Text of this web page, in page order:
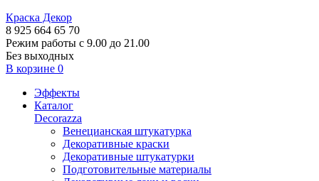
Краска Декор
8 925 664 65 70
Режим работы с 9.00 до 21.00
Без выходных
В корзине 0
Эффекты
Каталог
Decorazza
Венецианская штукатурка
Декоративные краски
Декоративные штукатурки
Подготовительные материалы